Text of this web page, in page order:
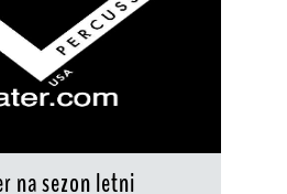
na sezon letni